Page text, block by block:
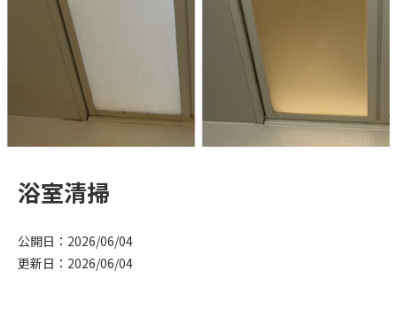
浴室清掃
公開日：2026/06/04
更新日：2026/06/04